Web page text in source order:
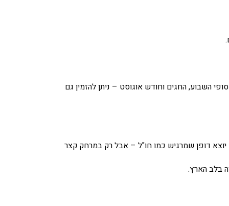
השבוע, החגים וחודש אוגוסט – ניתן להזמין גם
יוצא דופן שמרגיש כמו חו"ל – אבל רק במרחק קצר
בלב הארץ.